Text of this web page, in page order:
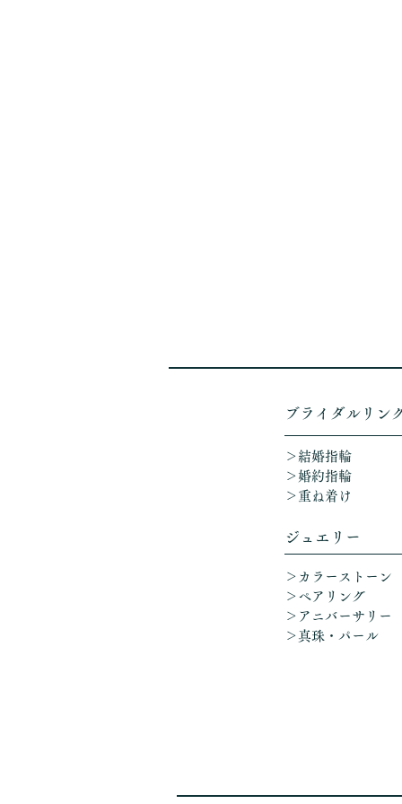
ブライダルリン
＞結婚指輪
＞婚約指輪
＞重ね着け​
ジュエリー
＞カラーストーン
＞ペアリング
＞アニバーサリー
​ ＞真珠・パール